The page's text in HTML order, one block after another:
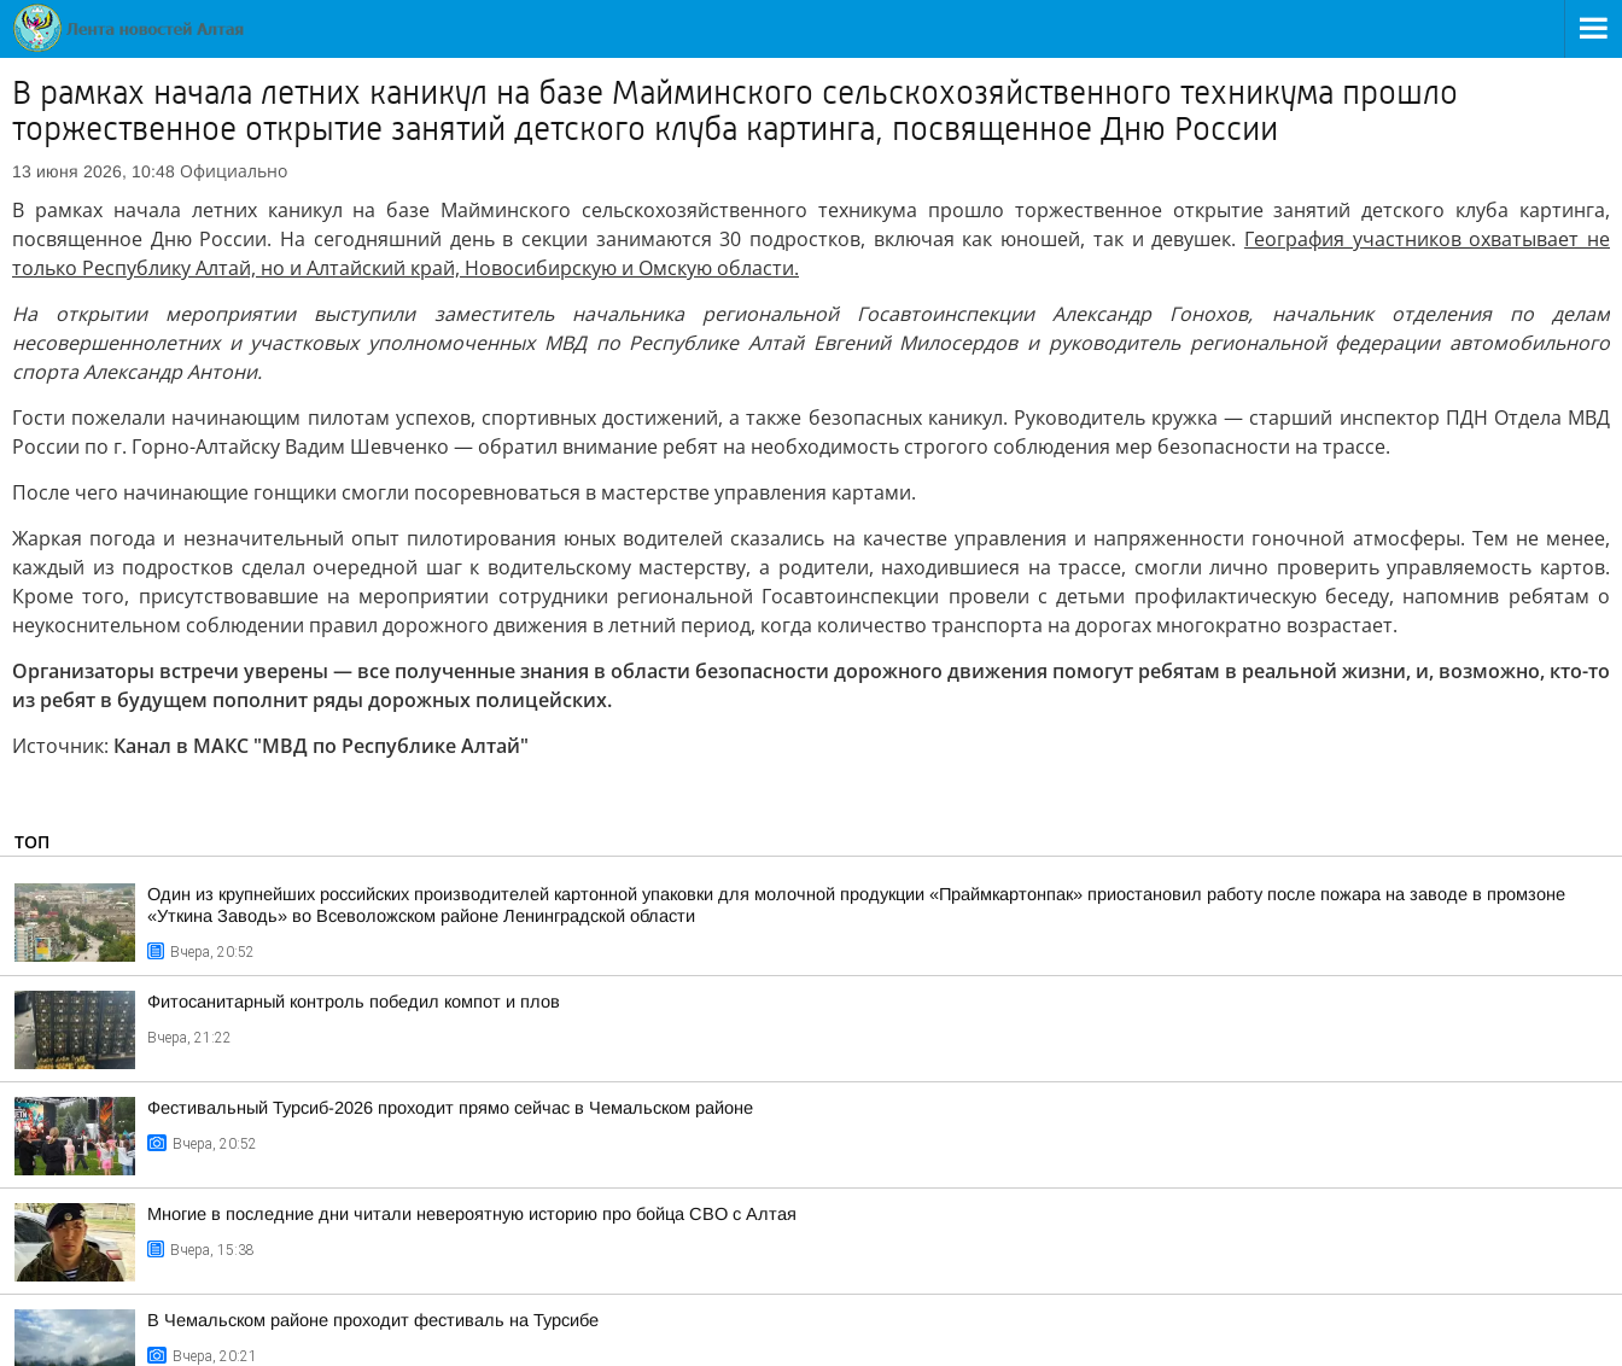
В рамках начала летних каникул на базе Майминского сельскохозяйственного техникума прошло
торжественное открытие занятий детского клуба картинга, посвященное Дню России
13 июня 2026, 10:48 Официально
В рамках начала летних каникул на базе Майминского сельскохозяйственного техникума прошло торжественное открытие занятий детского клуба картинга,
посвященное Дню России. На сегодняшний день в секции занимаются 30 подростков, включая как юношей, так и девушек. География участников охватывает не
только Республику Алтай, но и Алтайский край, Новосибирскую и Омскую области.
На открытии мероприятии выступили заместитель начальника региональной Госавтоинспекции Александр Гонохов, начальник отделения по делам
несовершеннолетних и участковых уполномоченных МВД по Республике Алтай Евгений Милосердов и руководитель региональной федерации автомобильного
спорта Александр Антони.
Гости пожелали начинающим пилотам успехов, спортивных достижений, а также безопасных каникул. Руководитель кружка — старший инспектор ПДН Отдела МВД
России по г. Горно-Алтайску Вадим Шевченко — обратил внимание ребят на необходимость строгого соблюдения мер безопасности на трассе.
После чего начинающие гонщики смогли посоревноваться в мастерстве управления картами.
Жаркая погода и незначительный опыт пилотирования юных водителей сказались на качестве управления и напряженности гоночной атмосферы. Тем не менее,
каждый из подростков сделал очередной шаг к водительскому мастерству, а родители, находившиеся на трассе, смогли лично проверить управляемость картов.
Кроме того, присутствовавшие на мероприятии сотрудники региональной Госавтоинспекции провели с детьми профилактическую беседу, напомнив ребятам о
неукоснительном соблюдении правил дорожного движения в летний период, когда количество транспорта на дорогах многократно возрастает.
Организаторы встречи уверены — все полученные знания в области безопасности дорожного движения помогут ребятам в реальной жизни, и, возможно, кто-то
из ребят в будущем пополнит ряды дорожных полицейских.
Источник: Канал в МАКС "МВД по Республике Алтай"
ТОП
Один из крупнейших российских производителей картонной упаковки для молочной продукции «Праймкартонпак» приостановил работу после пожара на заводе в промзоне
«Уткина Заводь» во Всеволожском районе Ленинградской области
Вчера, 20:52
Фитосанитарный контроль победил компот и плов
Вчера, 21:22
Фестивальный Турсиб-2026 проходит прямо сейчас в Чемальском районе
Вчера, 20:52
Многие в последние дни читали невероятную историю про бойца СВО с Алтая
Вчера, 15:38
В Чемальском районе проходит фестиваль на Турсибе
Вчера, 20:21